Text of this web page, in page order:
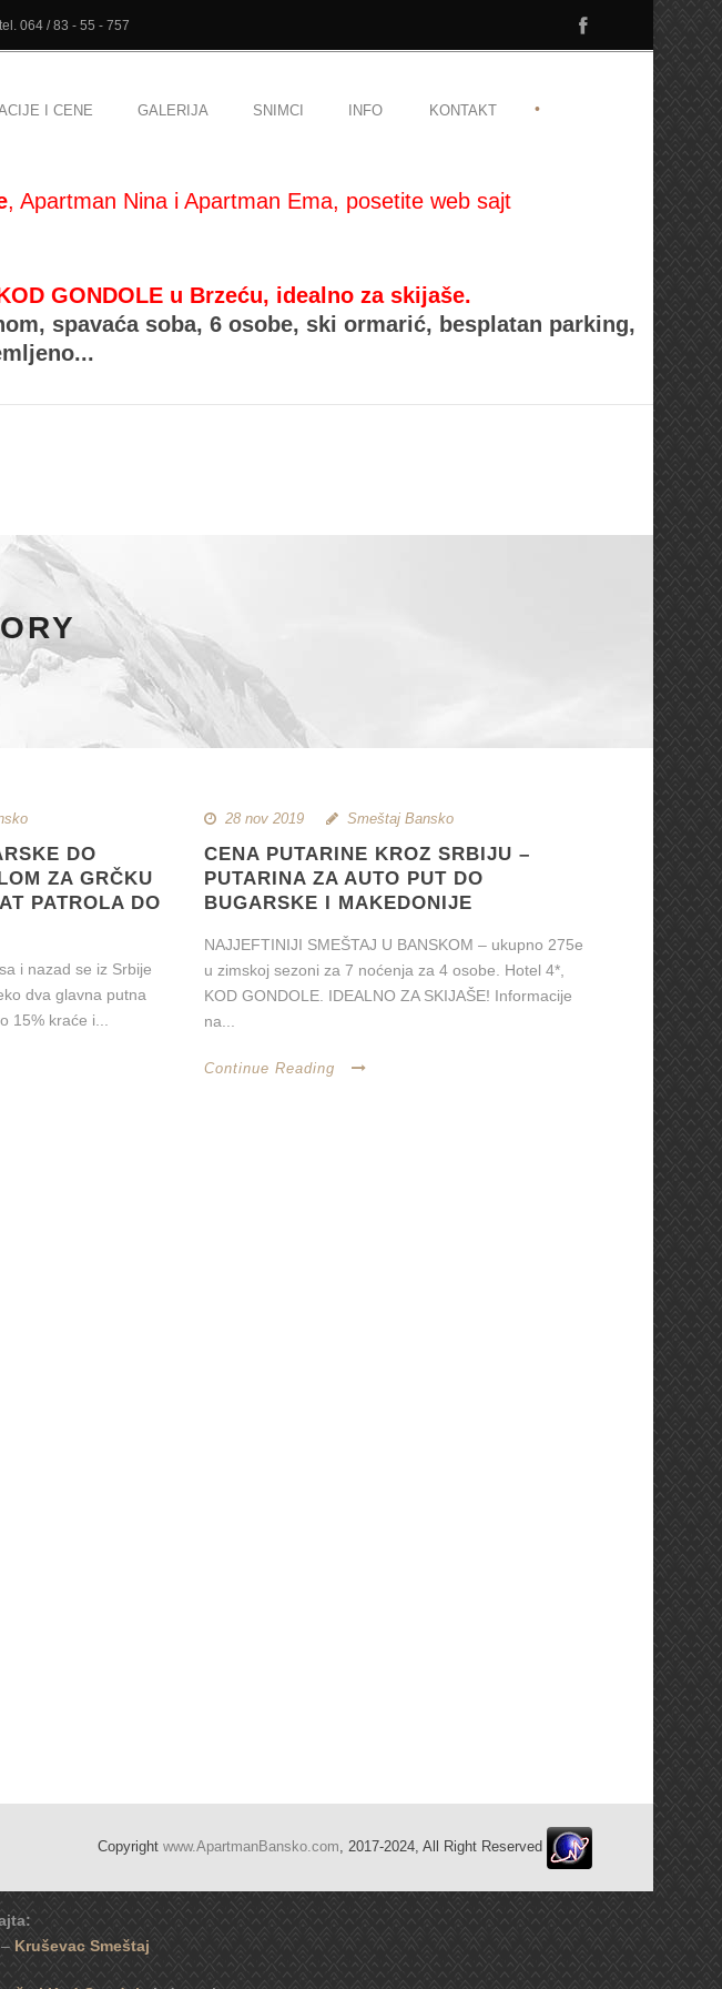
064 / 83 - 55 - 757
I CENE GALERIJA SNIMCI INFO KONTAKT •
, Apartman Nina i Apartman Ema, posetite web sajt
GONDOLE u Brzeću, idealno za skijaše.
spavaća soba, 6 osobe, ski ormarić, besplatan parking,
DO
ZA GRČKU
PATROLA DO
i nazad se iz Srbije
dva glavna putna
15% kraće i...
28 nov 2019 Smeštaj Bansko
CENA PUTARINE KROZ SRBIJU –
PUTARINA ZA AUTO PUT DO
BUGARSKE I MAKEDONIJE
NAJJEFTINIJI SMEŠTAJ U BANSKOM – ukupno 275e
u zimskoj sezoni za 7 noćenja za 4 osobe. Hotel 4*,
KOD GONDOLE. IDEALNO ZA SKIJAŠE! Informacije
na...
Continue Reading
Copyright www.ApartmanBansko.com, 2017-2024, All Right Reserved
Kruševac Smeštaj